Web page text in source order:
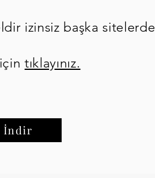
izinsiz başka sitelerde
içintıklayınız.
İndir